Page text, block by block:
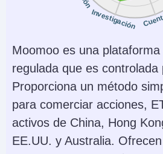
Instrumentos
Futures, Forex, Funds,
Bonds, ETFs, Mutual
Funds,
Cryptocurrencies
Investigación
Moomoo es una
regulada que es controlada
Proporciona un método
para comerciar acciones,
activos de China, Hong
EE.UU. y Australia.